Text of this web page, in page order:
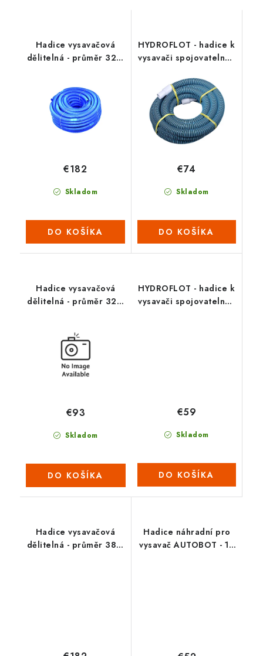
Hadice vysavačová
dělitelná - průměr 32 /
Skladom
€182
DO KOŠÍKA
HYDROFLOT - hadice k
vysavači spojovatelná -
Skladom
€74
DO KOŠÍKA
Hadice vysavačová
dělitelná - průměr 32 /
Skladom
€93
DO KOŠÍKA
HYDROFLOT - hadice k
vysavači spojovatelná -
Skladom
€59
DO KOŠÍKA
Hadice vysavačová
dělitelná - průměr 38 /
Hadice náhradní pro
vysavač AUTOBOT - 10